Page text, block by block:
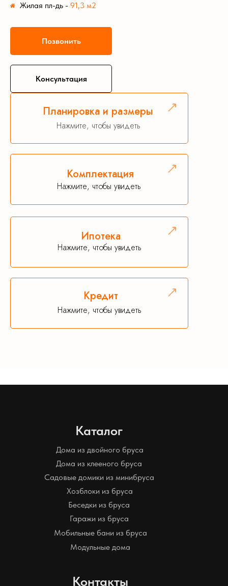
Консультация
Позвонить
Жилая пл-дь - 91,3 м2
Планировка и размеры
Нажмите, чтобы увидеть
Комплектация
Нажмите, чтобы увидеть
Ипотека
Нажмите, чтобы увидеть
Кредит
Нажмите, чтобы увидеть
Контакты
Каталог
Дома из двойного бруса
Дома из клееного бруса
Садовые домики из минибруса
Хозблоки из бруса
Гаражи из бруса
Беседки из бруса
Модульные дома
Мобильные бани из бруса